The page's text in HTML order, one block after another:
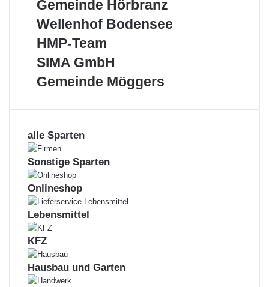
die
Region
Gemeinde Hörbranz
Wellenhof
Wellenhof Bodensee
HMP-
HMP-Team
SIMA
SIMA GmbH
Gemeinde
Gemeinde Möggers
alle Sparten
Sonstige Sparten
Onlineshop
Lebensmittel
KFZ
Hausbau und Garten